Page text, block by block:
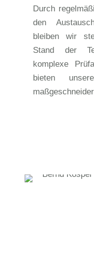
Durch
den
bleiben wir
Stand der
komplexe
bieten